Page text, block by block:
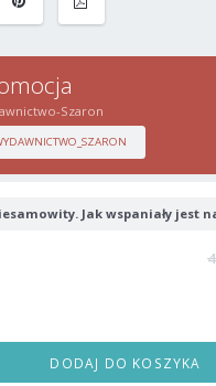
Szaron
Jak wspaniały jest
DODAJ DO KOSZYKA